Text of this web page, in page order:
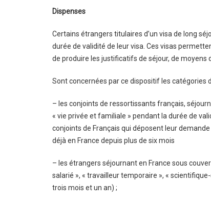
Dispenses
Certains étrangers titulaires d’un visa de long
durée de validité de leur visa. Ces visas
de produire les justificatifs de séjour, de
Sont concernées par ce dispositif les catégories
– les conjoints de ressortissants français,
« vie privée et familiale » pendant la durée de
conjoints de Français qui déposent leur
déjà en France depuis plus de six mois
– les étrangers séjournant en France sous
salarié », « travailleur temporaire », «
trois mois et un an) ;